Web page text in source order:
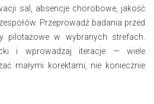
sal, absencje chorobowe, jakość
Przeprowadź badania przed
pilotażowe w wybranych strefach.
i wprowadzaj iteracje — wiele
małymi korektami, nie koniecznie